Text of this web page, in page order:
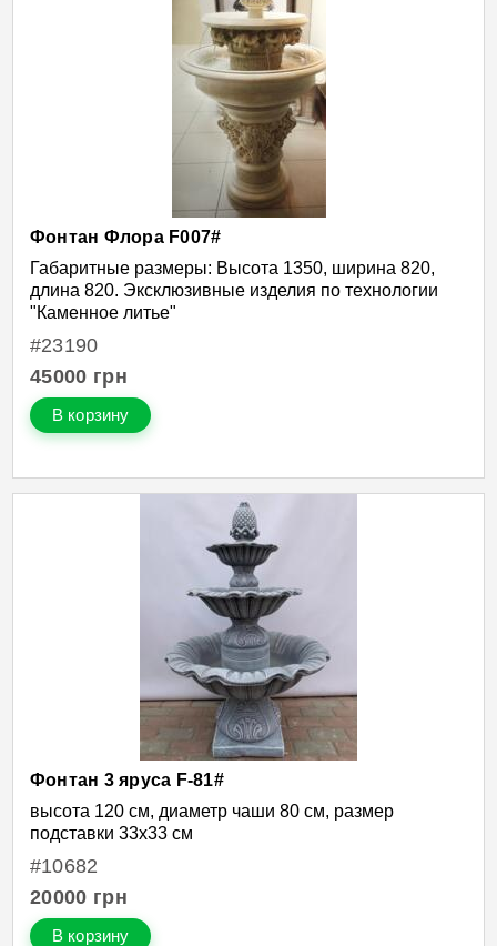
Фонтан Флора F007#
Габаритные размеры: Высота 1350, ширина 820,
длина 820. Эксклюзивные изделия по технологии
"Каменное литье"
#23190
45000 грн
В корзину
Фонтан 3 яруса F-81#
высота 120 cм, диаметр чаши 80 см, размер
подставки 33х33 см
#10682
20000 грн
В корзину